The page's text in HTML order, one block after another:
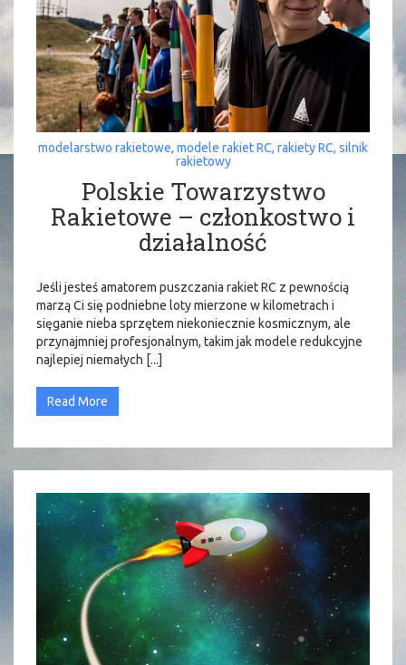
modelarstwo rakietowe, modele rakiet RC, rakiety RC, silnik
rakietowy
Polskie Towarzystwo
Rakietowe – członkostwo i
działalność
Jeśli jesteś amatorem puszczania rakiet RC z pewnością
marzą Ci się podniebne loty mierzone w kilometrach i
sięganie nieba sprzętem niekoniecznie kosmicznym, ale
przynajmniej profesjonalnym, takim jak modele redukcyjne
najlepiej niemałych [...]
Read More